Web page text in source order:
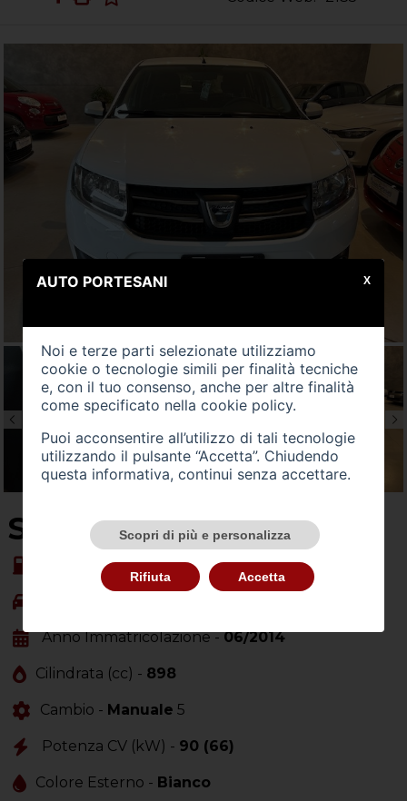
SU QUEST'AUTO
Alimentazione -Benzina
Anno Immatricolazione -06/2014
Cilindrata (cc) - 898
Cambio - Manuale 5
Potenza CV (kW) - 90 (66)
Colore Esterno - Bianco
AUTO PORTESANI
Noi e terze parti selezionate utilizziamo
cookie o tecnologie simili per finalità tecniche
e, con il tuo consenso, anche per altre finalità
come specificato nella cookie policy.
Puoi acconsentire all’utilizzo di tali tecnologie
utilizzando il pulsante “Accetta”. Chiudendo
questa informativa, continui senza accettare.
Scopri di più e personalizza
Rifiuta Accetta
X